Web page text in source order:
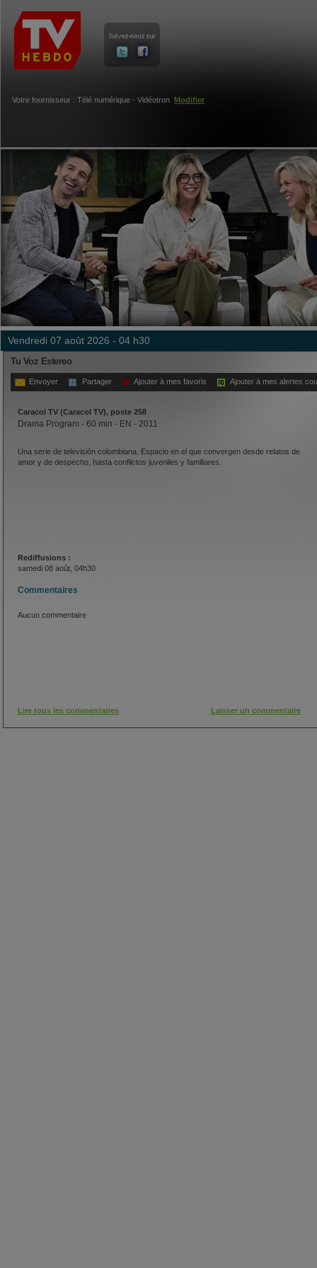
Votre fournisseur : Télé numérique - Vidéotron Modifier
vendredi 07 août 2026 - 04 h30
Tu Voz Estereo
Envoyer Partager Ajouter à mes favoris Ajouter à mes alertes
Caracol TV (Caracol TV), poste 258
Drama Program - 60 min - EN - 2011
Una serie de televisión colombiana. Espacio en el que convergen desde relatos de
amor y de despecho, hasta conflictos juveniles y familiares.
Rediffusions :
samedi 08 août, 04h30
Commentaires
Aucun commentaire
Lire tous les commentaires Laisser un commentaire